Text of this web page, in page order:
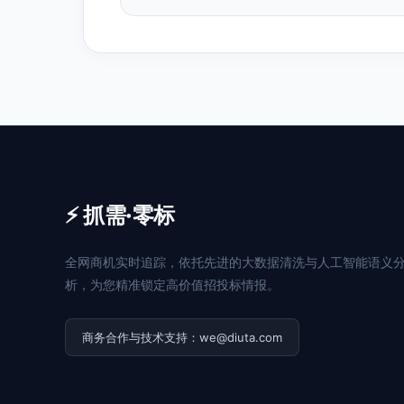
⚡ 抓需·零标
全网商机实时追踪，依托先进的大数据清洗与人工智能语义
析，为您精准锁定高价值招投标情报。
商务合作与技术支持：we@diuta.com